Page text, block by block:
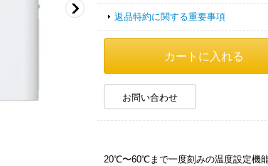
返品特約に関する重要事項
お問い合わせ
20℃〜60℃まで一度刻みの温度設定機